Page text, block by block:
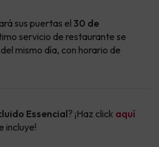
sus puertas el 30 de
servicio de restaurante se
del mismo día, con horario de
Essencial? ¡Haz click aquí
incluye!